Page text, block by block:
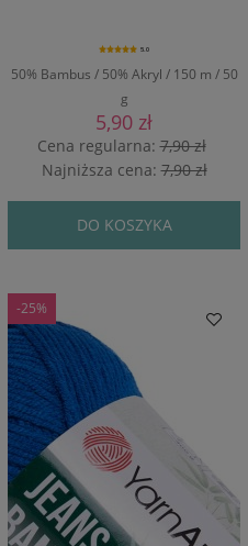
50% Bambus / 50% Akryl / 150 m / 50
g
5.0
5,90 zł
Cena regularna:7,90 zł
Najniższa cena:7,90 zł
DO KOSZYKA
-25%